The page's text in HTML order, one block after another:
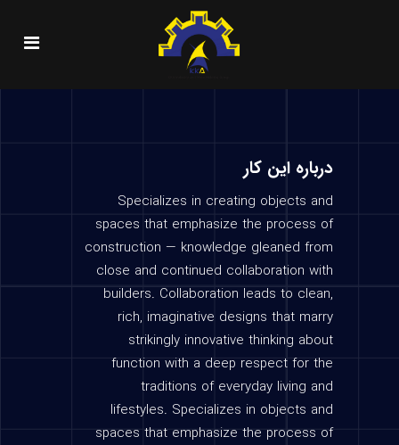
درباره این کار
Specializes in creating objects and
spaces that emphasize the process of
construction — knowledge gleaned from
close and continued collaboration with
builders. Collaboration leads to clean,
rich, imaginative designs that marry
strikingly innovative thinking about
function with a deep respect for the
traditions of everyday living and
lifestyles. Specializes in objects and
spaces that emphasize the process of